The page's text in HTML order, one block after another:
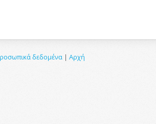
δεδομένα | Αρχή